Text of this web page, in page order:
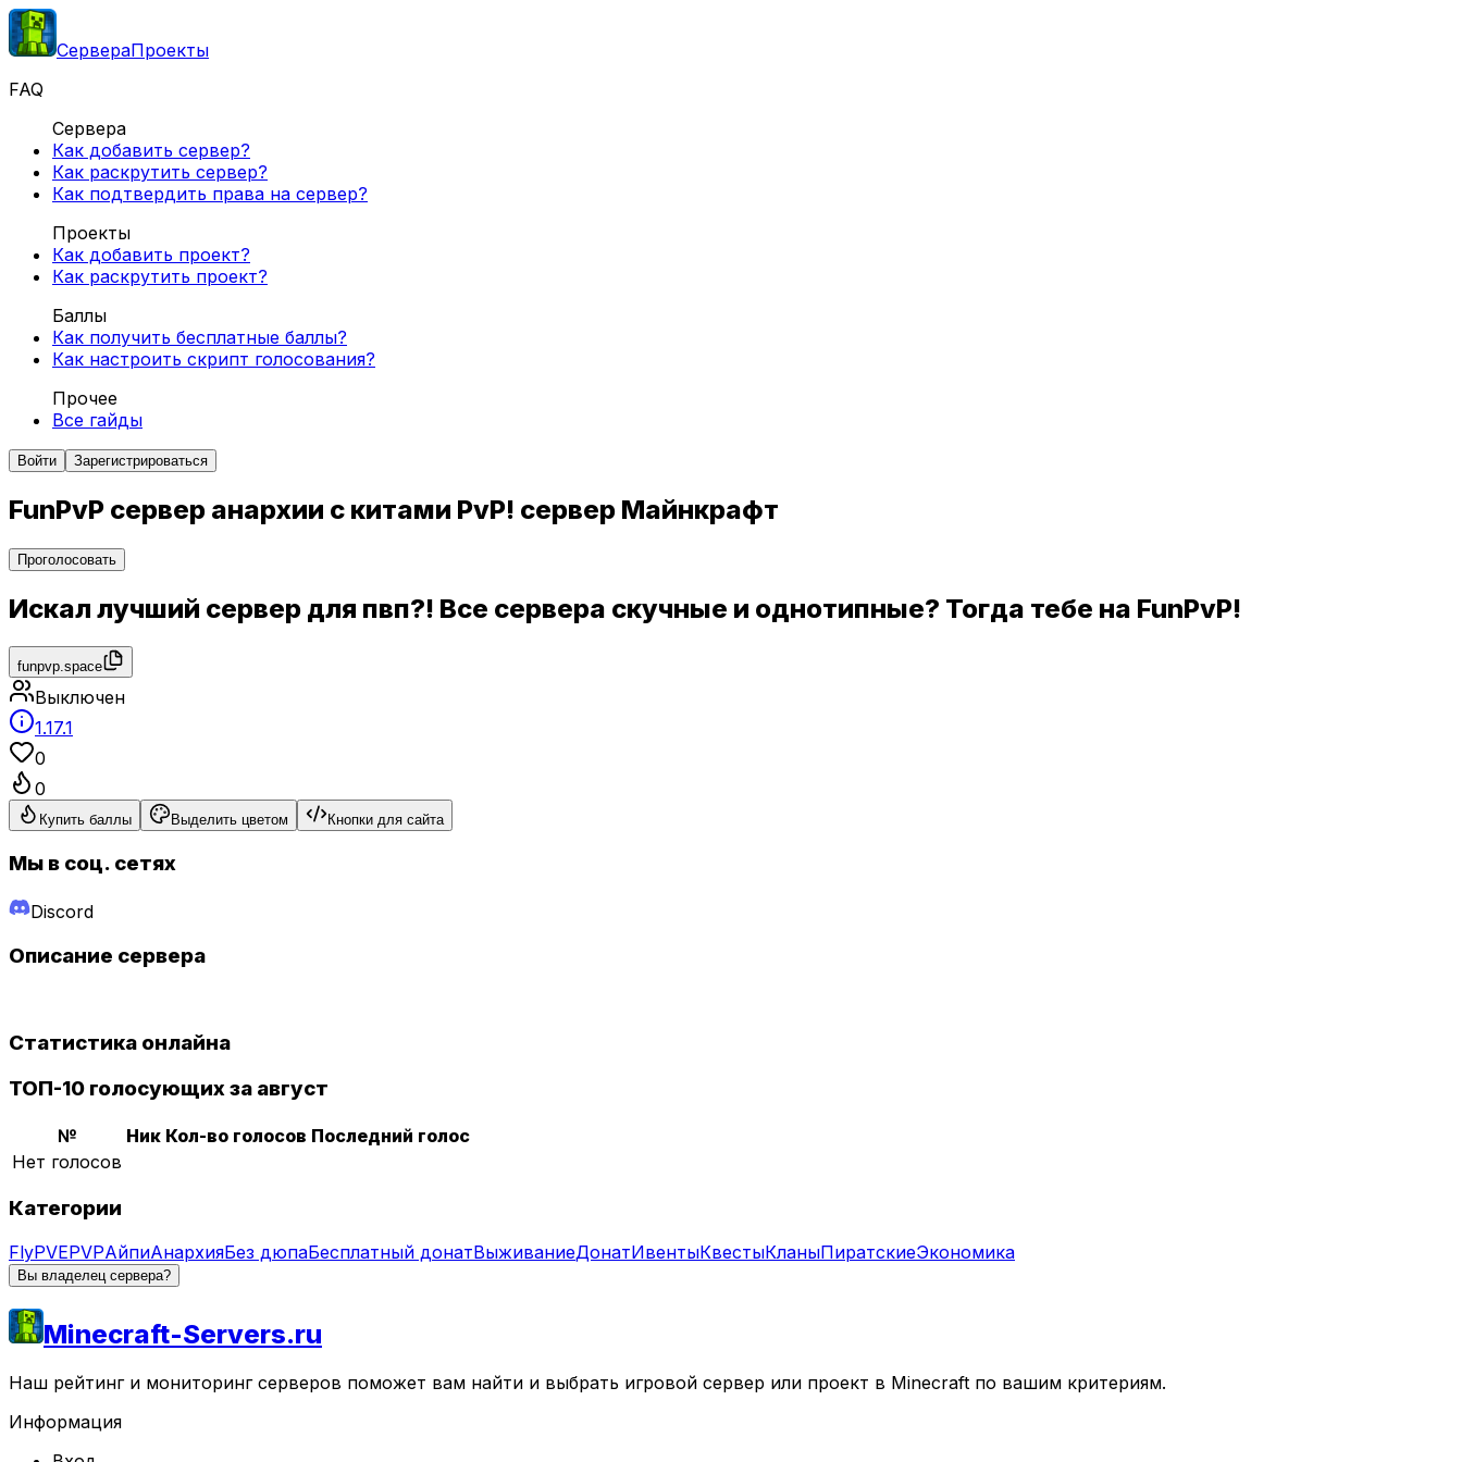
СервераПроекты
FAQ
Сервера
Как добавить сервер?
Как раскрутить сервер?
Как подтвердить права на сервер?
Проекты
Как добавить проект?
Как раскрутить проект?
Баллы
Как получить бесплатные баллы?
Как настроить скрипт голосования?
Прочее
Все гайды
Войти Зарегистрироваться
FunPvP сервер анархии с китами PvP! сервер Майнкрафт
Проголосовать
Искал лучший сервер для пвп?! Все сервера скучные и однотипные? Тогда тебе на FunPvP!
funpvp.space
Выключен
1.17.1
0
0
Купить баллы Выделить цветом Кнопки для сайта
Мы в соц. сетях
Discord
Описание сервера
Статистика онлайна
ТОП-10 голосующих за август
№ Ник Кол-во голосов Последний голос
Нет голосов
Категории
FlyPVEPVPАйпиАнархияБез дюпаБесплатный донатВыживаниеДонатИвентыКвестыКланыПиратскиеЭкономика
Вы владелец сервера?
Minecraft-Servers.ru
Наш рейтинг и мониторинг серверов поможет вам найти и выбрать игровой сервер или проект в Minecraft по вашим критериям.
Информация